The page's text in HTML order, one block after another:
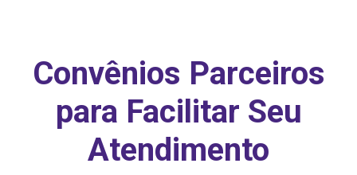
Convênios Parceiros
para Facilitar Seu
Atendimento